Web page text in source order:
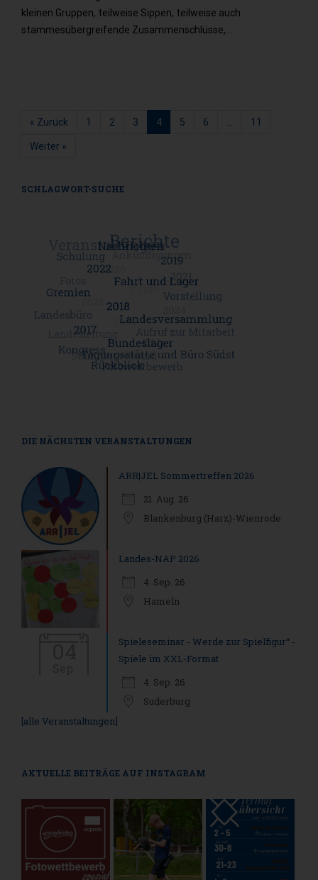
kleinen Gruppen, teilweise Sippen, teilweise auch
stammesübergreifende Zusammenschlüsse,…
« Zurück Seite
1 Seite
2 Seite
3 Seite
4 Seite
5 Seite
6 Seite
11
Weiter »
SCHLAGWORT-SUCHE
DIE NÄCHSTEN VERANSTALTUNGEN
ARR|JEL Sommertreffen 2026
21. Aug. 26
Blankenburg (Harz)-Wienrode
Landes-NAP 2026
4. Sep. 26
Hameln
Spieleseminar - Werde zur Spielfigur“ -
Spiele im XXL-Format
4. Sep. 26
Suderburg
[alle Veranstaltungen]
AKTUELLE BEITRÄGE AUF INSTAGRAM